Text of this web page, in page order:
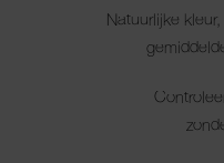
Natuurlijke